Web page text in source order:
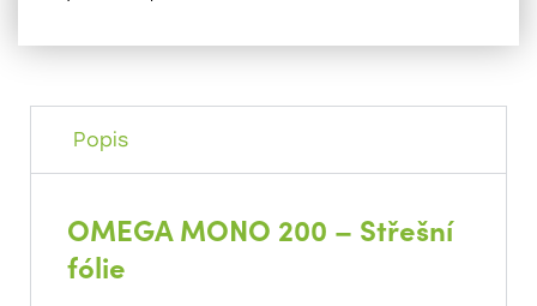
Popis
OMEGA MONO 200 – Střešní
fólie